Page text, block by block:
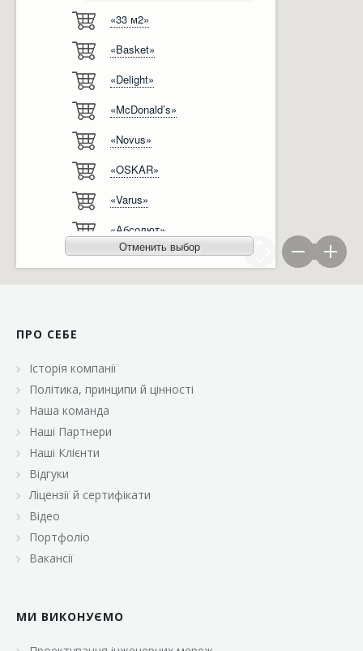
Ліцензії, сертифікати, дипломи
Автоматизація
Модернізація
«33 м2»
«Basket»
«Delight»
«McDonald’s»
«Novus»
«OSKAR»
«Varus»
«Абсолют»
«Агро-Овен»
«Велмарт»
«ВК Експресс»
«Класс»
Отменить выбор
ПРО СЕБЕ
Історія компанії
Політика, принципи й цінності
Наша команда
Наші Партнери
Наші Клієнти
Відгуки
Ліцензії й сертифікати
Відео
Портфоліо
Вакансії
МИ ВИКОНУЄМО